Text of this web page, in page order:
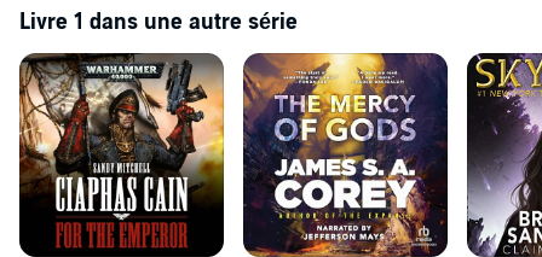
Livre 1 dans une autre série